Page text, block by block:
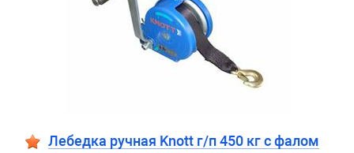
Лебедка ручная Knott г/п 450 кг c фалом